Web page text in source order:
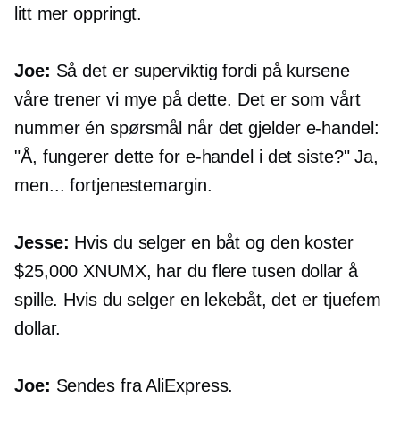
litt mer oppringt.
Joe: Så det er superviktig fordi på kursene
våre trener vi mye på dette. Det er som vårt
nummer én spørsmål når det gjelder e-handel:
"Å, fungerer dette for e-handel i det siste?" Ja,
men... fortjenestemargin.
Jesse: Hvis du selger en båt og den koster
$25,000 XNUMX, har du flere tusen dollar å
spille. Hvis du selger en lekebåt, det er tjuefem
dollar.
Joe: Sendes fra AliExpress.